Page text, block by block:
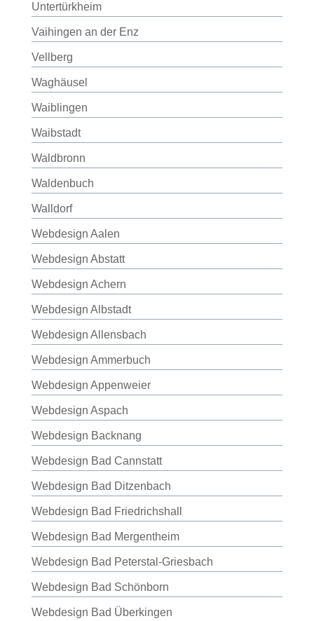
Untertürkheim
Vaihingen an der Enz
Vellberg
Waghäusel
Waiblingen
Waibstadt
Waldbronn
Waldenbuch
Walldorf
Webdesign Aalen
Webdesign Abstatt
Webdesign Achern
Webdesign Albstadt
Webdesign Allensbach
Webdesign Ammerbuch
Webdesign Appenweier
Webdesign Aspach
Webdesign Backnang
Webdesign Bad Cannstatt
Webdesign Bad Ditzenbach
Webdesign Bad Friedrichshall
Webdesign Bad Mergentheim
Webdesign Bad Peterstal-Griesbach
Webdesign Bad Schönborn
Webdesign Bad Überkingen